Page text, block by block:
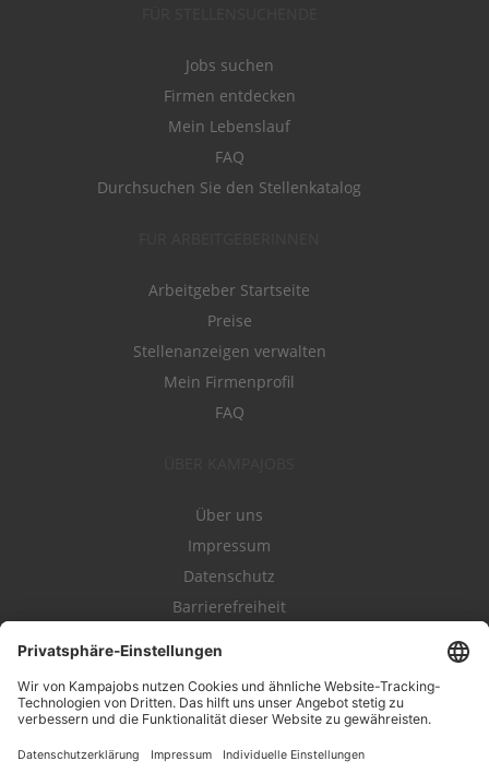
Jobs suchen
Firmen entdecken
Mein Lebenslauf
FAQ
Durchsuchen Sie den Stellenkatalog
Arbeitgeber Startseite
Preise
Stellenanzeigen verwalten
Mein Firmenprofil
FAQ
Über uns
Impressum
Datenschutz
Barrierefreiheit
Kampahire
Kampagnenforum
LeadNow